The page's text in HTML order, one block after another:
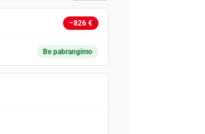
−826 €
Be pabrangimo